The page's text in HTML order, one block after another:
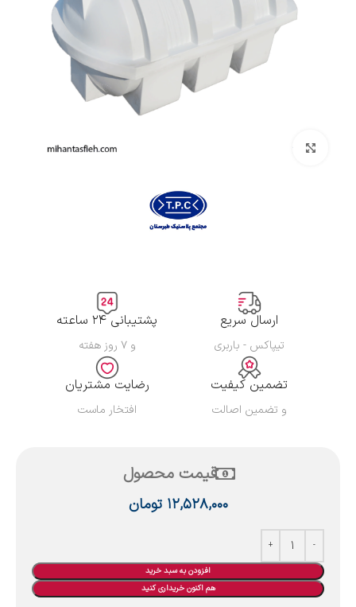
بزرگنمایی تصویر
ارسال سریع
تیپاکس - باربری
پشتیبانی ۲۴ ساعته
و ۷ روز هفته
تضمین کیفیت
و تضمین اصالت
رضایت مشتریان
افتخار ماست
قیمت محصول
۱۲,۵۲۸,۰۰۰ تومان
افزودن به سبد خرید
هم اکنون خریداری کنید